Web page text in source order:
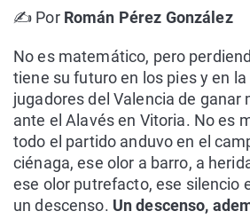
✍️ Por Román Pérez González
No es matemático, pero
tiene su futuro en los pies y en
jugadores del Valencia de ganar
ante el Alavés en Vitoria. No es
todo el partido anduvo en el
ciénaga, ese olor a barro, a
ese olor putrefacto, ese silencio
un descenso. Un descenso,